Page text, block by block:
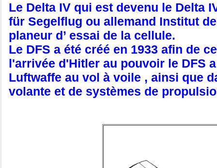
Le Delta IV qui est devenu le Delta
für Segelflug ou allemand Institut
planeur d’ essai de la cellule.
Le DFS a été créé en 1933 afin de
l'arrivée d'Hitler au pouvoir le DFS
Luftwaffe au vol à voile , ainsi que
volante et de systèmes de